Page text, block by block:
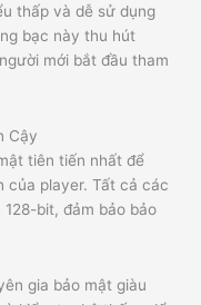
thấp và dễ sử dụng
bạc này thu hút
mới bắt đầu tham
Cậy
tiên tiến nhất để
của player. Tất cả các
bit, đảm bảo bảo
gia bảo mật giàu